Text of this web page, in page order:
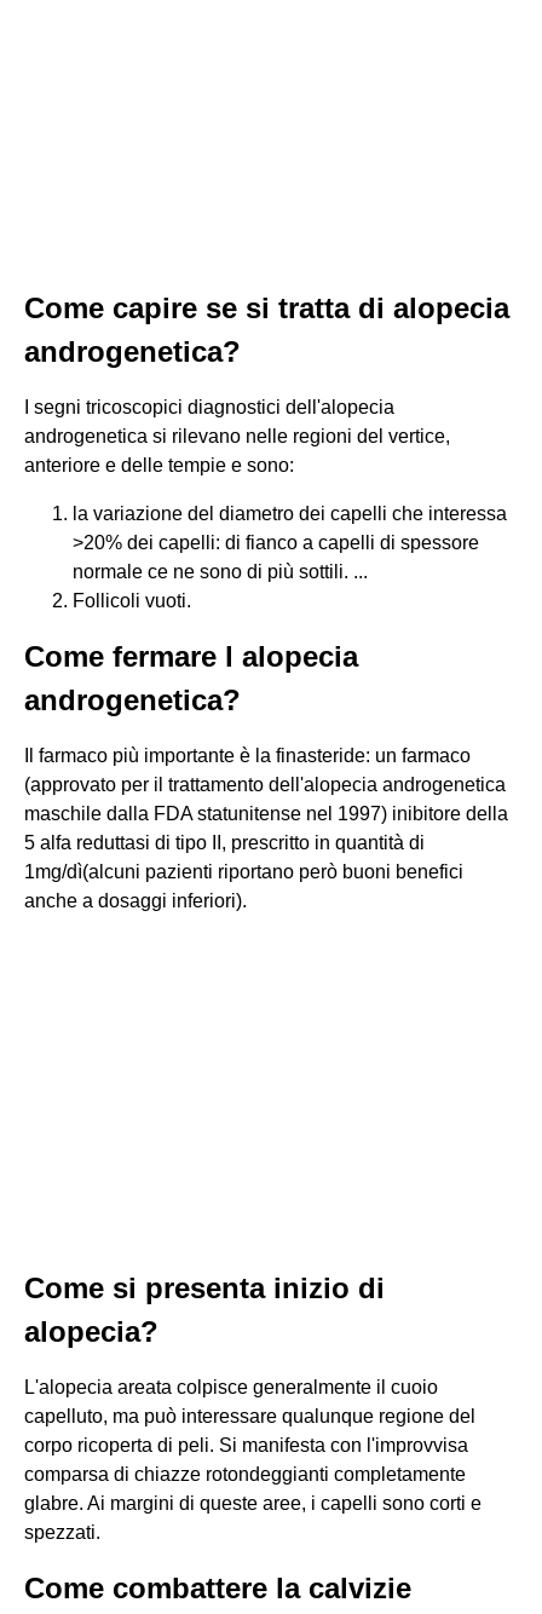
Come capire se si tratta di alopecia
androgenetica?
I segni tricoscopici diagnostici dell'alopecia
androgenetica si rilevano nelle regioni del vertice,
anteriore e delle tempie e sono:
la variazione del diametro dei capelli che interessa
>20% dei capelli: di fianco a capelli di spessore
normale ce ne sono di più sottili. ...
Follicoli vuoti.
Come fermare l alopecia
androgenetica?
Il farmaco più importante è la finasteride: un farmaco
(approvato per il trattamento dell'alopecia androgenetica
maschile dalla FDA statunitense nel 1997) inibitore della
5 alfa reduttasi di tipo II, prescritto in quantità di
1mg/dì(alcuni pazienti riportano però buoni benefici
anche a dosaggi inferiori).
Come si presenta inizio di
alopecia?
L'alopecia areata colpisce generalmente il cuoio
capelluto, ma può interessare qualunque regione del
corpo ricoperta di peli. Si manifesta con l'improvvisa
comparsa di chiazze rotondeggianti completamente
glabre. Ai margini di queste aree, i capelli sono corti e
spezzati.
Come combattere la calvizie